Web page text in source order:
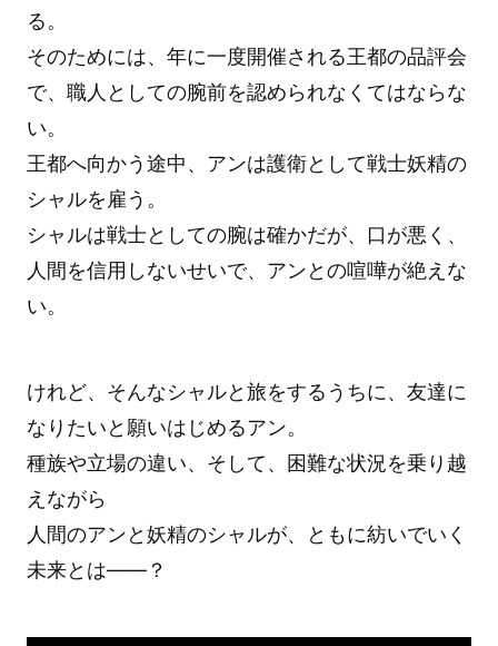
る。
そのためには、年に一度開催される王都の品評会
で、職人としての腕前を認められなくてはならな
い。
王都へ向かう途中、アンは護衛として戦士妖精の
シャルを雇う。
シャルは戦士としての腕は確かだが、口が悪く、
人間を信用しないせいで、アンとの喧嘩が絶えな
い。
けれど、そんなシャルと旅をするうちに、友達に
なりたいと願いはじめるアン。
種族や立場の違い、そして、困難な状況を乗り越
えながら
人間のアンと妖精のシャルが、ともに紡いでいく
未来とは――？